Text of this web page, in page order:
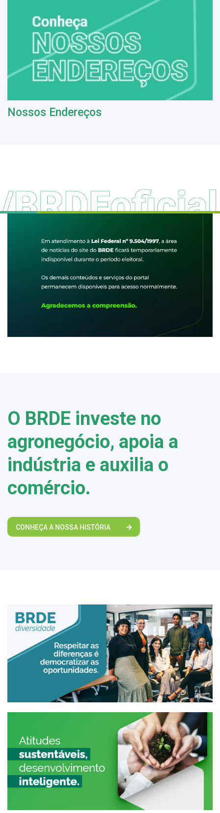
Nossos Endereços
O BRDE investe no
agronegócio, apoia a
indústria e auxilia o
comércio.
CONHEÇA A NOSSA HISTÓRIA